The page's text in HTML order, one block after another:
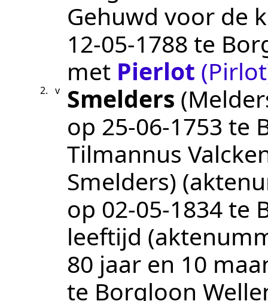
Gehuwd voor de
12‑05‑1788 te
met Pierlot
2. v Smelders
op 25‑06‑1753 te
Tilmannus
Smelders)
op 02‑05‑1834te
leeftijd
80 jaar en 10
te Borgloon